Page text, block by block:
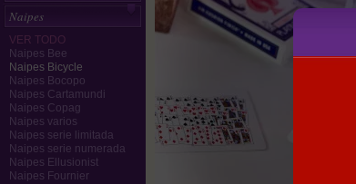
Naipes
VER TODO
Naipes Bee
Naipes Bicycle
Naipes Bocopo
Naipes Cartamundi
Naipes Copag
Naipes varios
Naipes serie limitada
Naipes serie numerada
Naipes Ellusionist
Naipes Fournier